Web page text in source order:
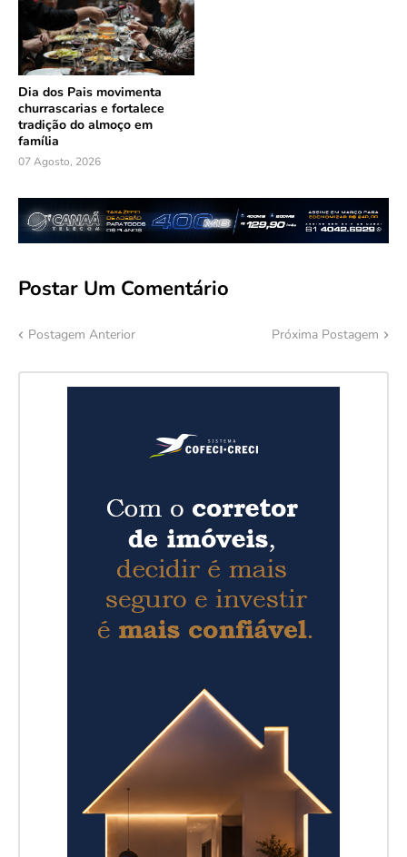
Dia dos Pais movimenta
churrascarias e fortalece
tradição do almoço em
família
07 Agosto, 2026
Postar Um Comentário
Postagem Anterior Próxima Postagem